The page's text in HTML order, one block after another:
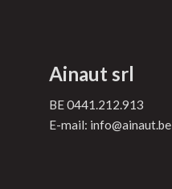
Ainaut srl
BE 0441.212.913
E-mail: info@ainaut.be